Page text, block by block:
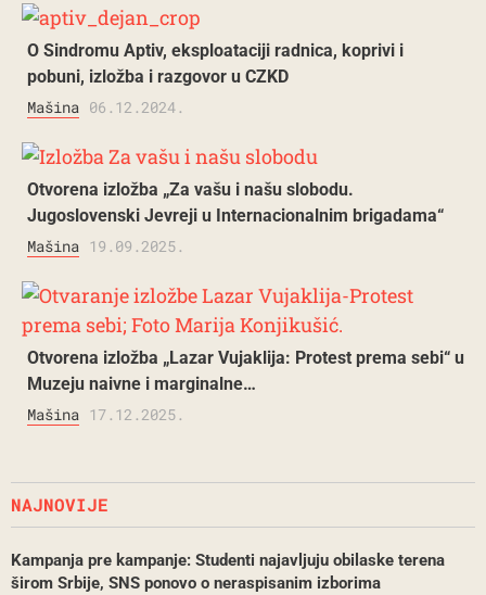
O Sindromu Aptiv, eksploataciji radnica, koprivi i
pobuni, izložba i razgovor u CZKD
Mašina 06.12.2024.
Otvorena izložba „Za vašu i našu slobodu.
Jugoslovenski Jevreji u Internacionalnim brigadama“
Mašina 19.09.2025.
Otvorena izložba „Lazar Vujaklija: Protest prema sebi“ u
Muzeju naivne i marginalne…
Mašina 17.12.2025.
NAJNOVIJE
Kampanja pre kampanje: Studenti najavljuju obilaske terena
širom Srbije, SNS ponovo o neraspisanim izborima